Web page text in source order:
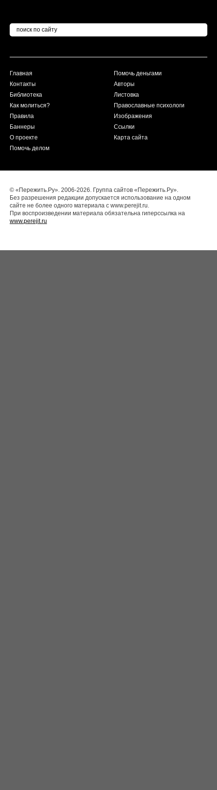
Главная
Контакты
Библиотека
Как молиться?
Правила
Баннеры
О проекте
Помочь делом
Помочь деньгами
Авторы
Листовка
Православные психологи
Изображения
Ссылки
Карта сайта
© «Пережить.Ру». 2006-2026. Группа сайтов «Пережить.Ру».
Без разрешения редакции допускается использование на одном
сайте не более одного материала с www.perejit.ru.
При воспроизведении материала обязательна гиперссылка на
www.perejit.ru